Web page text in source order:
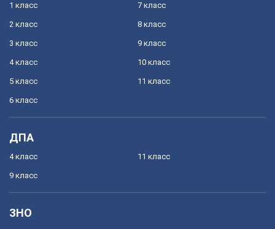
1 класс
2 класс
3 класс
4 класс
5 класс
6 класс
7 класс
8 класс
9 класс
10 класс
11 класс
ДПА
4 класс
9 класс
11 класс
ЗНО